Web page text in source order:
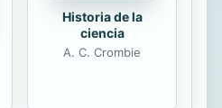
Historia de la
ciencia
A. C. Crombie